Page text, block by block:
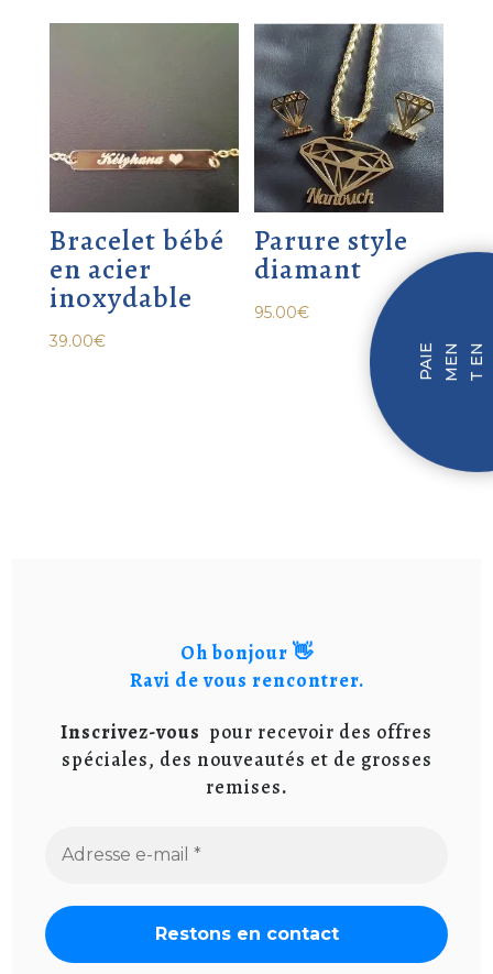
P
I
E
M
N
T
N
F
I
Bracelet bébé
en acier
inoxydable
39.00€
Parure style
diamant
95.00€
Oh bonjour 👋
Ravi de vous rencontrer.
Inscrivez-vous pour recevoir des offres
spéciales, des nouveautés et de grosses
remises.